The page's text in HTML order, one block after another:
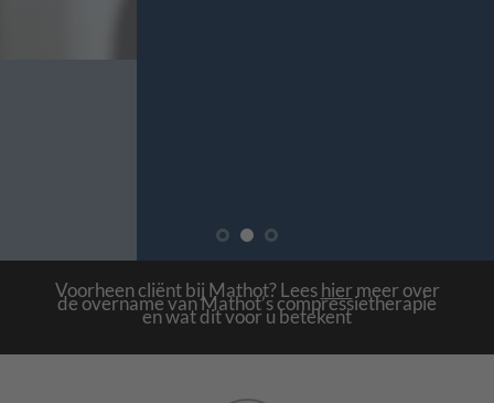
Voorheen cliënt bij Mathot? Leeshiermeer over
de overname van Mathot’s compressietherapie
en wat dit voor u betekent